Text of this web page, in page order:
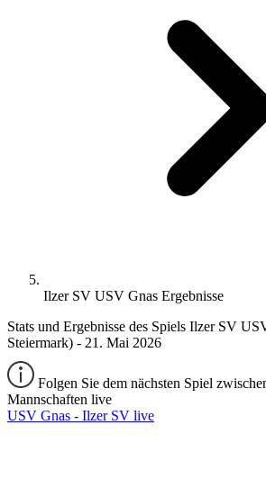
Ilzer SV USV Gnas Ergebnisse
Stats und Ergebnisse des Spiels Ilzer SV
Steiermark) - 21. Mai 2026
Folgen Sie dem nächsten Spiel
Mannschaften live
USV Gnas - Ilzer SV live